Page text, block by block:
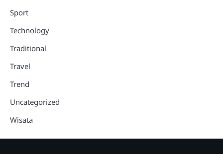
Sport
Technology
Traditional
Travel
Trend
Uncategorized
Wisata